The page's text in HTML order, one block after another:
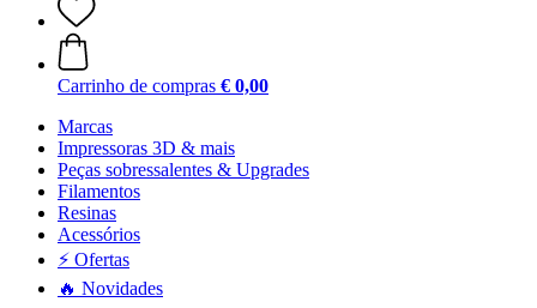
Carrinho de compras € 0,00
Marcas
Impressoras 3D & mais
Peças sobressalentes & Upgrades
Filamentos
Resinas
Acessórios
⚡ Ofertas
🔥 Novidades